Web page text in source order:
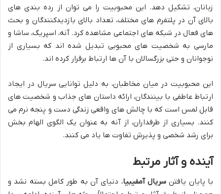
زبانان، تشکیل دهد. این محبوبیت را می توان از رده بندی های
بالای آن در پلتفرم های مختلف، تعداد بالای بازدیدکنندگان و بحث
های فعال در شبکه های اجتماعی مشاهده کرد. آنه، اسپریگ، ساشا و
مارسی به شخصیت های محبوبی تبدیل شده اند که بسیاری از
نوجوانان و حتی بزرگسالان با آن ها ارتباط برقرار کرده اند.
این محبوبیت در میان مخاطبان، به دلیل توانایی سریال در ایجاد
ارتباط عاطفی با بینندگان، ارائه داستان های جذاب و شخصیت های
قابل لمس است که با چالش های واقعی زندگی دست و پنجه نرم می
کنند. بسیاری از طرفداران، از آنه به عنوان یک الگوی الهام بخش
برای رشد شخصی و پذیرش تفاوت ها یاد می کنند.
آینده و آثار مرتبط
با پایان یافتن سریال آمفیبیا، دنیای آن به طور کامل بسته نشد و